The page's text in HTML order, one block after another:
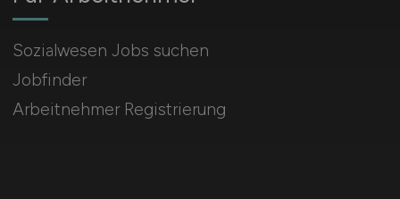
Sozialwesen Jobs suchen
Jobfinder
Arbeitnehmer Registrierung